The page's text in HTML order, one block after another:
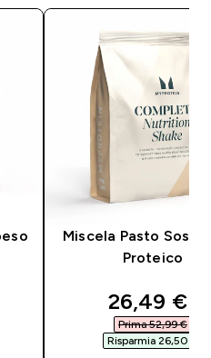
Miscela Pasto
Proteico
26,49 €‎
Prima 52,99 €‎
Risparmia 26,50 €‎